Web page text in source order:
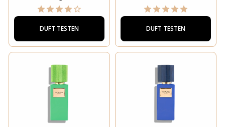
DUFT TESTEN DUFT TESTEN